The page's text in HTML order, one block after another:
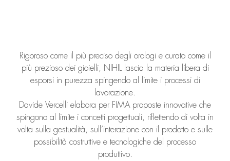
Rigoroso come il più preciso degli orologi e curato come il
più prezioso dei gioielli, NIHIL lascia la materia libera di
esporsi in purezza spingendo al limite i processi di
lavorazione.
Davide Vercelli elabora per FIMA proposte innovative che
spingono al limite i concetti progettuali, riflettendo di volta in
volta sulla gestualità, sull’interazione con il prodotto e sulle
possibilità costruttive e tecnologiche del processo
produttivo.